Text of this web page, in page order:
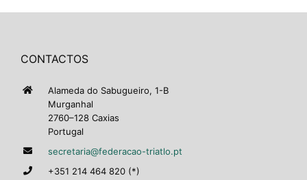
CONTACTOS
Alameda do Sabugueiro, 1-B
Murganhal
2760–128 Caxias
Portugal
secretaria@federacao-triatlo.pt
+351 214 464 820 (*)